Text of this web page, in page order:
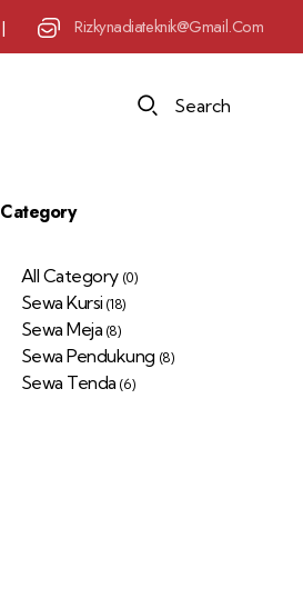
| Rizkynadiateknik@gmail.com
Search
Category
All Category (0)
Sewa Kursi (18)
Sewa Meja (8)
Sewa Pendukung (8)
Sewa Tenda (6)